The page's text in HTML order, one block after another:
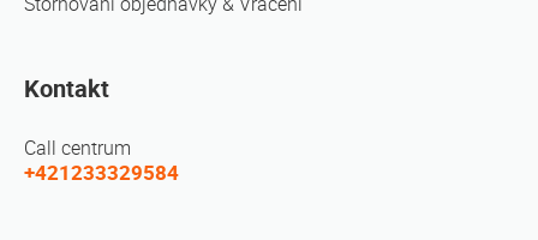
Stornování objednávky & Vracení
Kontakt
Call centrum
+421233329584